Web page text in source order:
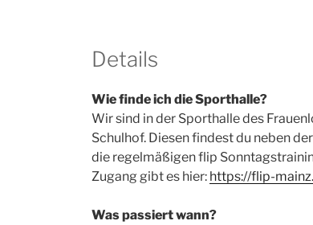
Details
Wie finde ich die Sporthalle?
Wir sind in der Sporthalle des
Schulhof. Diesen findest du neben
die regelmäßigen flip
Zugang gibt es hier: https://flip-
Was passiert wann?